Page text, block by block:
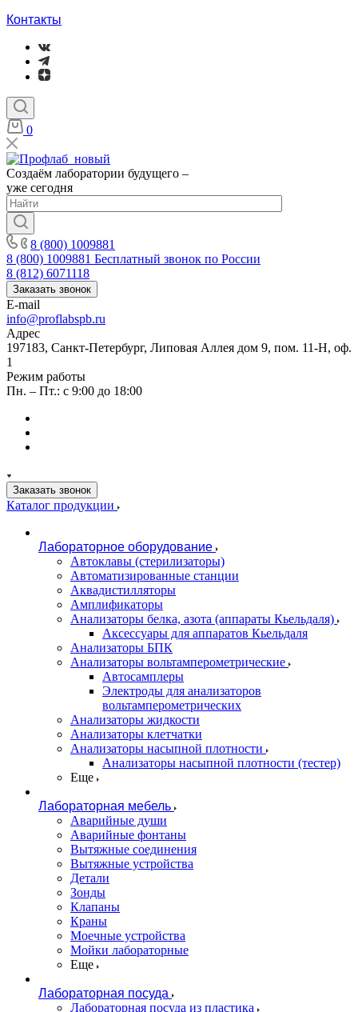
Контакты
0
Создаём лаборатории будущего –
уже сегодня
8 (800) 1009881
8 (800) 1009881 Бесплатный звонок по России
8 (812) 6071118
Заказать звонок
E-mail
info@proflabspb.ru
Адрес
197183, Санкт-Петербург, Липовая Аллея дом 9, пом. 11-Н, оф.
1
Режим работы
Пн. – Пт.: с 9:00 до 18:00
Заказать звонок
Каталог продукции
Лабораторное оборудование
Автоклавы (стерилизаторы)
Автоматизированные станции
Аквадистилляторы
Амплификаторы
Анализаторы белка, азота (аппараты Кьельдаля)
Аксессуары для аппаратов Кьельдаля
Анализаторы БПК
Анализаторы вольтамперометрические
Автосамплеры
Электроды для анализаторов
вольтамперометрических
Анализаторы жидкости
Анализаторы клетчатки
Анализаторы насыпной плотности
Анализаторы насыпной плотности (тестер)
Еще
Лабораторная мебель
Аварийные души
Аварийные фонтаны
Вытяжные соединения
Вытяжные устройства
Детали
Зонды
Клапаны
Краны
Моечные устройства
Мойки лабораторные
Еще
Лабораторная посуда
Лабораторная посуда из пластика